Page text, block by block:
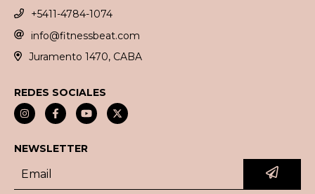
+5411-4784-1074
info@fitnessbeat.com
Juramento 1470, CABA
REDES SOCIALES
NEWSLETTER